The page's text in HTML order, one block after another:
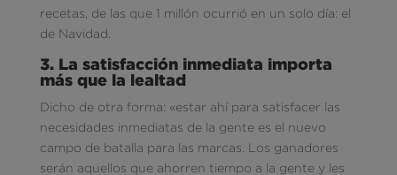
recetas, de las que 1 millón ocurrió en un solo día: el
de Navidad.
3. La satisfacción inmediata importa
más que la lealtad
Dicho de otra forma: «estar ahí para satisfacer las
necesidades inmediatas de la gente es el nuevo
campo de batalla para las marcas. Los ganadores
serán aquellos que ahorren tiempo a la gente y les